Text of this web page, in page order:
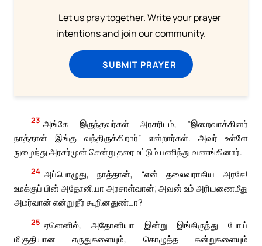
Let us pray together. Write your prayer
intentions and join our community.
SUBMIT PRAYER
23 அங்கே இருந்தவர்கள் அரசரிடம், “இறைவாக்கினர்
நாத்தான் இங்கு வந்திருக்கிறார்” என்றார்கள். அவர் உள்ளே
நுழைந்து அரசர்முன் சென்று தரைமட்டும் பணிந்து வணங்கினார்.
24 அப்பொழுது, நாத்தான், “என் தலைவராகிய அரசே!
உமக்குப் பின் அதோனியா அரசாள்வான்; அவன் உம் அரியணைமீது
அமர்வான் என்று நீர் கூறினதுண்டா?
25 ஏனெனில், அதோனியா இன்று இங்கிருந்து போய்
மிகுதியான எருதுகளையும், கொழுத்த கன்றுகளையும்